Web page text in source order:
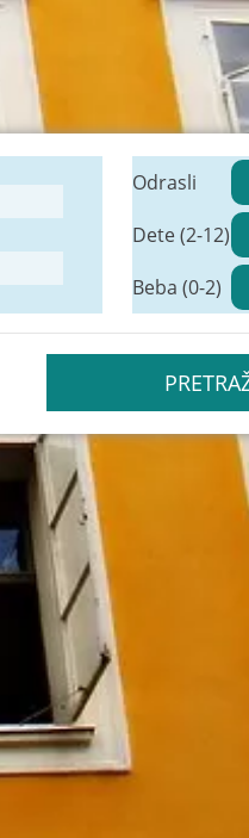
Odrasli
Dete (2-12)
Beba (0-2)